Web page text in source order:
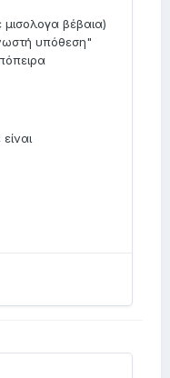
βέβαια)
υπόθεση"